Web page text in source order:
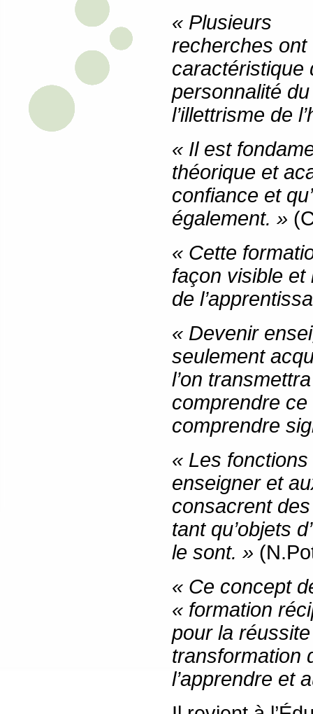
« Plusieurs
recherches ont
caractéristique
personnalité
l’illettrisme de
« Il est
théorique et
confiance et
également. »
« Cette
façon visible et
de
« Devenir
seulement
l’on
comprendre ce
comprendre
« Les
enseigner et
consacrent
tant qu’objets
le sont. »
« Ce concept
« formation
pour la
transformation
l’apprendre et